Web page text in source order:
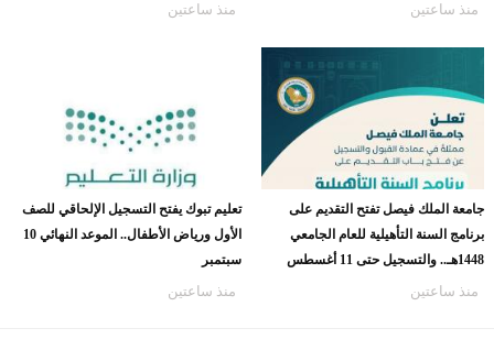
منذ ساعتين منذ ساعتين
جامعة الملك فيصل تفتح التقديم على
برنامج السنة التأهيلية للعام الجامعي
1448هـ.. والتسجيل حتى 11 أغسطس
منذ ساعتين
تعليم تبوك يفتح التسجيل الإلحاقي للصف
الأول ورياض الأطفال.. الموعد النهائي 10
سبتمبر
منذ ساعتين